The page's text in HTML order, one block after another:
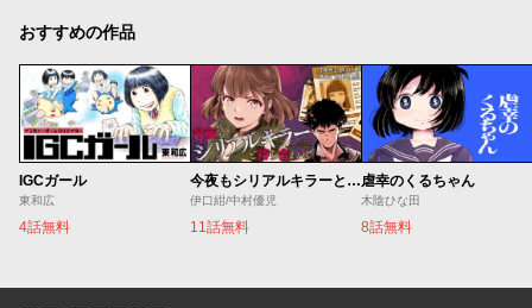
おすすめの作品
IGCガール
東和広
4話無料
今夜もシリアルキラーと待ち合わせ
伊口紺/中村優児
11話無料
虐幸のくるちゃん
木陰ひな田
8話無料